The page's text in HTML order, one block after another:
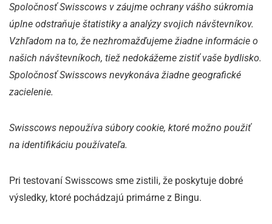
Spoločnosť Swisscows v záujme ochrany vášho súkromia
úplne odstraňuje štatistiky a analýzy svojich návštevníkov.
Vzhľadom na to, že nezhromažďujeme žiadne informácie o
našich návštevníkoch, tiež nedokážeme zistiť vaše bydlisko.
Spoločnosť Swisscows nevykonáva žiadne geografické
zacielenie.
Swisscows nepoužíva súbory cookie, ktoré možno použiť
na identifikáciu používateľa.
Pri testovaní Swisscows sme zistili, že poskytuje dobré
výsledky, ktoré pochádzajú primárne z Bingu.